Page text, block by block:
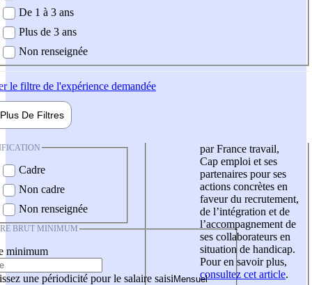
De 1 à 3 ans
Plus de 3 ans
Non renseignée
le filtre de l'expérience demandée
Plus De Filtres
Cadre
Non cadre
Non renseignée
BRUT MINIMUM
minimum
une périodicité pour le salaire saisi
par France travail,
Cap emploi et ses
partenaires pour ses
actions concrètes en
faveur du recrutement,
de l’intégration et de
l’accompagnement de
ses collaborateurs en
situation de handicap.
Pour en savoir plus,
consultez cet article.